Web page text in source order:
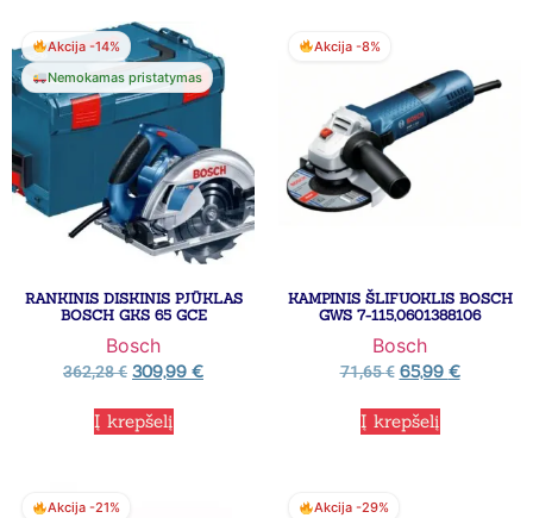
Akcija -14%
Nemokamas pristatymas
RANKINIS DISKINIS PJŪKLAS
BOSCH GKS 65 GCE
Bosch
362,28€ 309,99 €
Į krepšelį
Akcija -8%
KAMPINIS ŠLIFUOKLIS BOSCH
GWS 7-115,0601388106
Bosch
71,65€ 65,99 €
Į krepšelį
Akcija -21%
Akcija -29%